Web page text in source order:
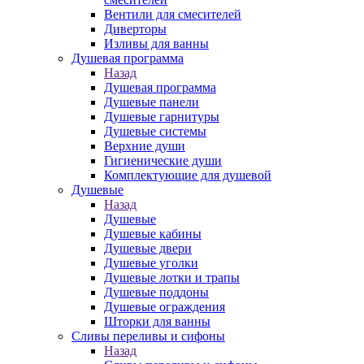
Вентили для смесителей
Диверторы
Изливы для ванны
Душевая программа
Назад
Душевая программа
Душевые панели
Душевые гарнитуры
Душевые системы
Верхние души
Гигиенические души
Комплектующие для душевой
Душевые
Назад
Душевые
Душевые кабины
Душевые двери
Душевые уголки
Душевые лотки и трапы
Душевые поддоны
Душевые ограждения
Шторки для ванны
Сливы переливы и сифоны
Назад